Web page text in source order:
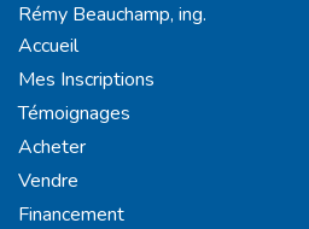
Rémy Beauchamp, ing.
Accueil
Mes Inscriptions
Témoignages
Acheter
Vendre
Financement